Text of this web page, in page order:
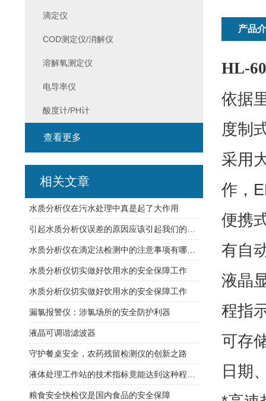
产品
HL-
依据
度制
采用
作，
便携
有自
液晶
程指
可存
日期
滴定仪
COD测定仪/消解仪
溶解氧测定仪
电导率仪
酸度计/PH计
查看更多
相关文章
水质分析仪在污水处理中真是起了大作用
水质分析仪切实做好饮用水的安全保障工作
水质分析仪切实做好饮用水的安全保障工作
漏氯报警仪：涉氯场所的安全防护利器
液晶可调谐滤波器
守护餐桌安全，农药残留检测仪的创新之路
粮食安全快检仪是国内食品的安全保障